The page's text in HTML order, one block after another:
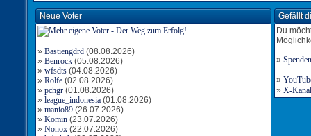
Neue Voter
» Bastiengdrd (08.08.2026)
» Benrock (05.08.2026)
» wfsdts (04.08.2026)
» Rolfe (02.08.2026)
» pchgr (01.08.2026)
» league_indonesia (01.08.2026)
» manio89 (26.07.2026)
» Komin (23.07.2026)
» Nonox (22.07.2026)
Gefällt
Du
» Spenden
»
» X-